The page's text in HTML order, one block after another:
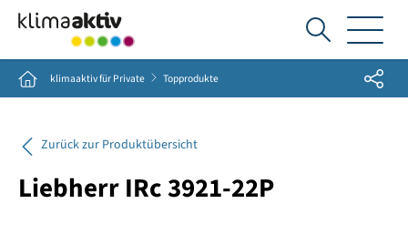
Ich
suche...
Home klimaaktiv für Private Topprodukte Share
Zurück zur Produktübersicht
Liebherr IRc 3921-22P